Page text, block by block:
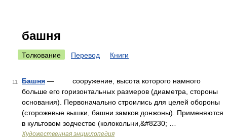
башня
Толкование Перевод Книги
11 Башня — сооружение, высота которого намного
больше его горизонтальных размеров (диаметра, стороны
основания). Первоначально строились для целей обороны
(сторожевые вышки, башни замков донжоны). Применяются
в культовом зодчестве (колокольни,&#8230; …
Художественная энциклопедия